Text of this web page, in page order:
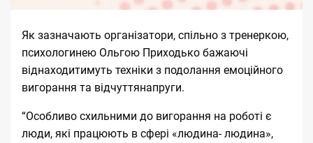
Як зазначають організатори, спільно з тренеркою,
психологинею Ольгою Приходько бажаючі
віднаходитимуть техніки з подолання емоційного
вигорання та відчуттянапруги.
“Особливо схильними до вигорання на роботі є
люди, які працюють в сфері «людина- людина»,